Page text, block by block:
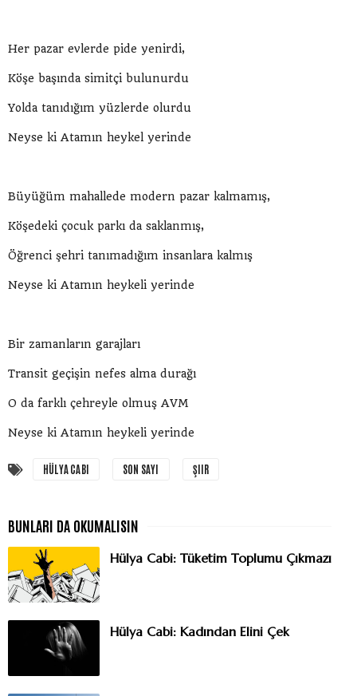
Her pazar evlerde pide yenirdi,
Köşe başında simitçi bulunurdu
Yolda tanıdığım yüzlerde olurdu
Neyse ki Atamın heykel yerinde
Büyüğüm mahallede modern pazar kalmamış,
Köşedeki çocuk parkı da saklanmış,
Öğrenci şehri tanımadığım insanlara kalmış
Neyse ki Atamın heykeli yerinde
Bir zamanların garajları
Transit geçişin nefes alma durağı
O da farklı çehreyle olmuş AVM
Neyse ki Atamın heykeli yerinde
HÜLYA CABI SON SAYI ŞIIR
Hülya Cabi: Tüketim Toplumu Çıkmazı
Hülya Cabi: Kadından Elini Çek